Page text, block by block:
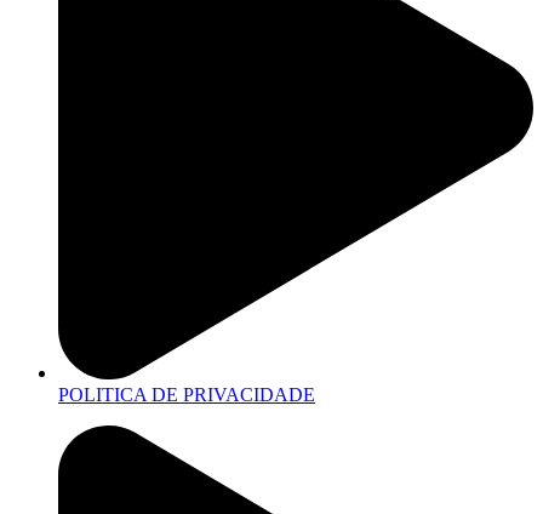
POLITICA DE PRIVACIDADE